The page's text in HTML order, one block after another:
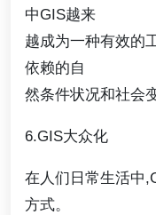
中GIS越来
越成为一种有效的
依赖的自
然条件状况和社会
6.GIS大众化
在人们日常生活中
方式。